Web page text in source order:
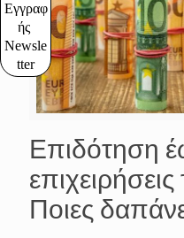
Εγγραφ
ής
Newsle
tter
Επιδότηση
Ποιες